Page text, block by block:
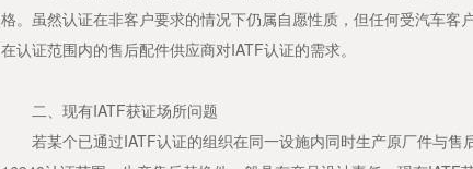
格。虽然认证在非客户要求的情况下仍属自愿性质，但任何受汽车
在认证范围内的售后配件供应商对IATF认证的需求。
二、现有IATF获证场所问题
若某个已通过IATF认证的组织在同一设施内同时生产原厂件与售